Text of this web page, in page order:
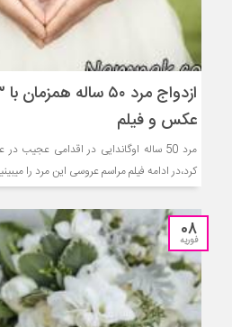
عکس و فیلم
مرد 50 ساله اوگاندایی در اقدامی
کرد،در ادامه فیلم مراسم عروسی این مرد را
08
فوریه